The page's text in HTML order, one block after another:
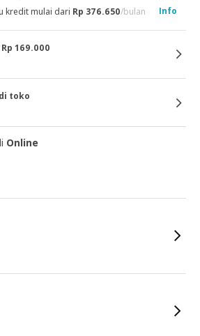
Info
kredit mulai dari Rp 376.650/bulan
169.000
toko
Online